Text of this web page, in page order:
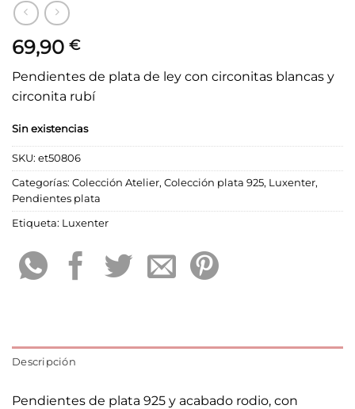
69,90 €
Pendientes de plata de ley con circonitas blancas y
circonita rubí
Sin existencias
SKU: et50806
Categorías: Colección Atelier, Colección plata 925, Luxenter,
Pendientes plata
Etiqueta: Luxenter
Descripción
Pendientes de plata 925 y acabado rodio, con